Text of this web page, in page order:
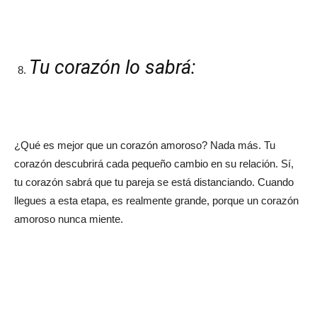
Tu corazón lo sabrá:
¿Qué es mejor que un corazón amoroso? Nada más. Tu
corazón descubrirá cada pequeño cambio en su relación. Sí,
tu corazón sabrá que tu pareja se está distanciando. Cuando
llegues a esta etapa, es realmente grande, porque un corazón
amoroso nunca miente.